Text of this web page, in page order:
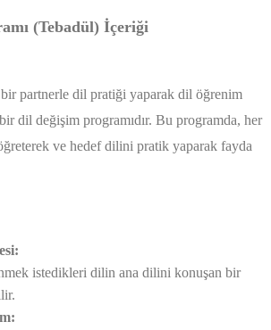
(Tebadül) İçeriği
partnerle dil pratiği yaparak dil öğrenim
bir dil değişim programıdır. Bu programda, her
ve hedef dilini pratik yaparak fayda
istedikleri dilin ana dilini konuşan bir